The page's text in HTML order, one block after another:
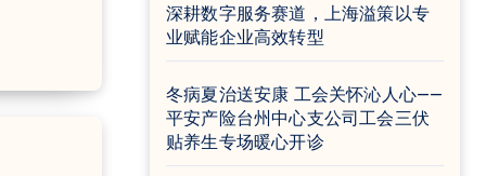
深耕数字服务赛道，上海溢策以专
业赋能企业高效转型
冬病夏治送安康 工会关怀沁人心——
平安产险台州中心支公司工会三伏
贴养生专场暖心开诊